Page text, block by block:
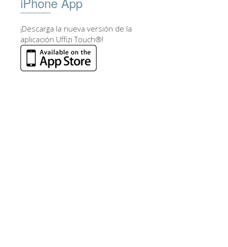
¡Descarga la nueva versión de la
aplicación Uffizi Touch®!